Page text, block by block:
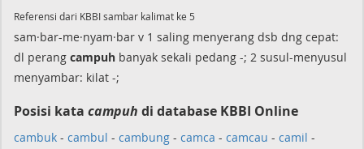
Referensi dari KBBI sambar kalimat ke 5
sam·bar-me·nyam·bar v 1 saling menyerang dsb dng cepat:
dl perang campuh banyak sekali pedang -; 2 susul-menyusul
menyambar: kilat -;
Posisi kata campuh di database KBBI Online
cambuk - cambul - cambung - camca - camcau - camil -